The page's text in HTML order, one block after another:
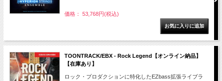
価格： 53,768円(税込)
TOONTRACK/EBX - Rock Legend【オンライン納品】
【在庫あり】
ロック・プロダクションに特化したEZbass拡張ライブラ